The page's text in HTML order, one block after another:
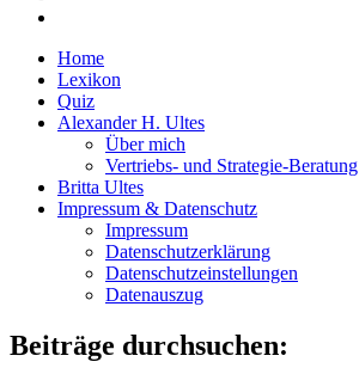
Home
Lexikon
Quiz
Alexander H. Ultes
Über mich
Vertriebs- und Strategie-Beratung
Britta Ultes
Impressum & Datenschutz
Impressum
Datenschutzerklärung
Datenschutzeinstellungen
Datenauszug
Beiträge durchsuchen: